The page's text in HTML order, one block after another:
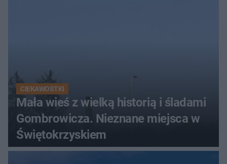
CIEKAWOSTKI
Mała wieś z wielką historią i śladami
Gombrowicza. Nieznane miejsca w
Świętokrzyskiem